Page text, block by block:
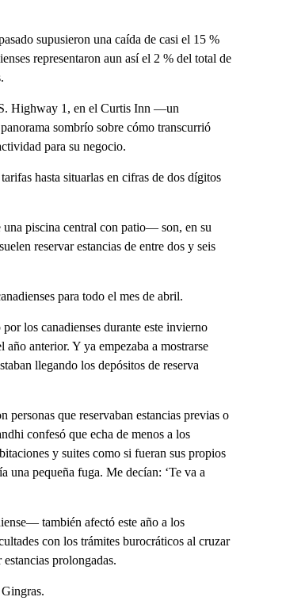
supusieron una caída de casi el 15 %
representaron aun así el 2 % del total de
Highway 1, en el Curtis Inn —un
sombrío sobre cómo transcurrió
para su negocio.
hasta situarlas en cifras de dos dígitos
piscina central con patio— son, en su
reservar estancias de entre dos y seis
para todo el mes de abril.
los canadienses durante este invierno
anterior. Y ya empezaba a mostrarse
llegando los depósitos de reserva
personas que reservaban estancias previas o
confesó que echa de menos a los
y suites como si fueran sus propios
una pequeña fuga. Me decían: ‘Te va a
también afectó este año a los
con los trámites burocráticos al cruzar
prolongadas.